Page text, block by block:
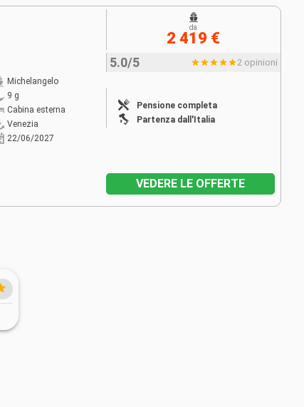
Michelangelo
9 g
Cabina esterna
Venezia
22/06/2027
5.0/5 2 opinioni
Pensione completa
Partenza dall'Italia
da
2 419 €
VEDERE LE OFFERTE